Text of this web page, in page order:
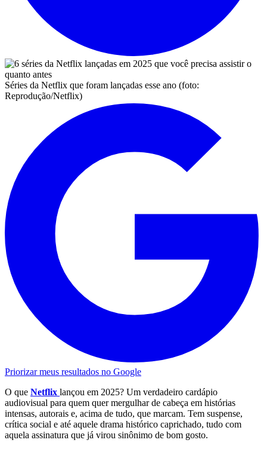
Séries da Netflix que foram lançadas esse ano (foto:
Reprodução/Netflix)
Priorizar meus resultados no Google
O que Netflix lançou em 2025? Um verdadeiro cardápio
audiovisual para quem quer mergulhar de cabeça em histórias
intensas, autorais e, acima de tudo, que marcam. Tem suspense,
crítica social e até aquele drama histórico caprichado, tudo com
aquela assinatura que já virou sinônimo de bom gosto.